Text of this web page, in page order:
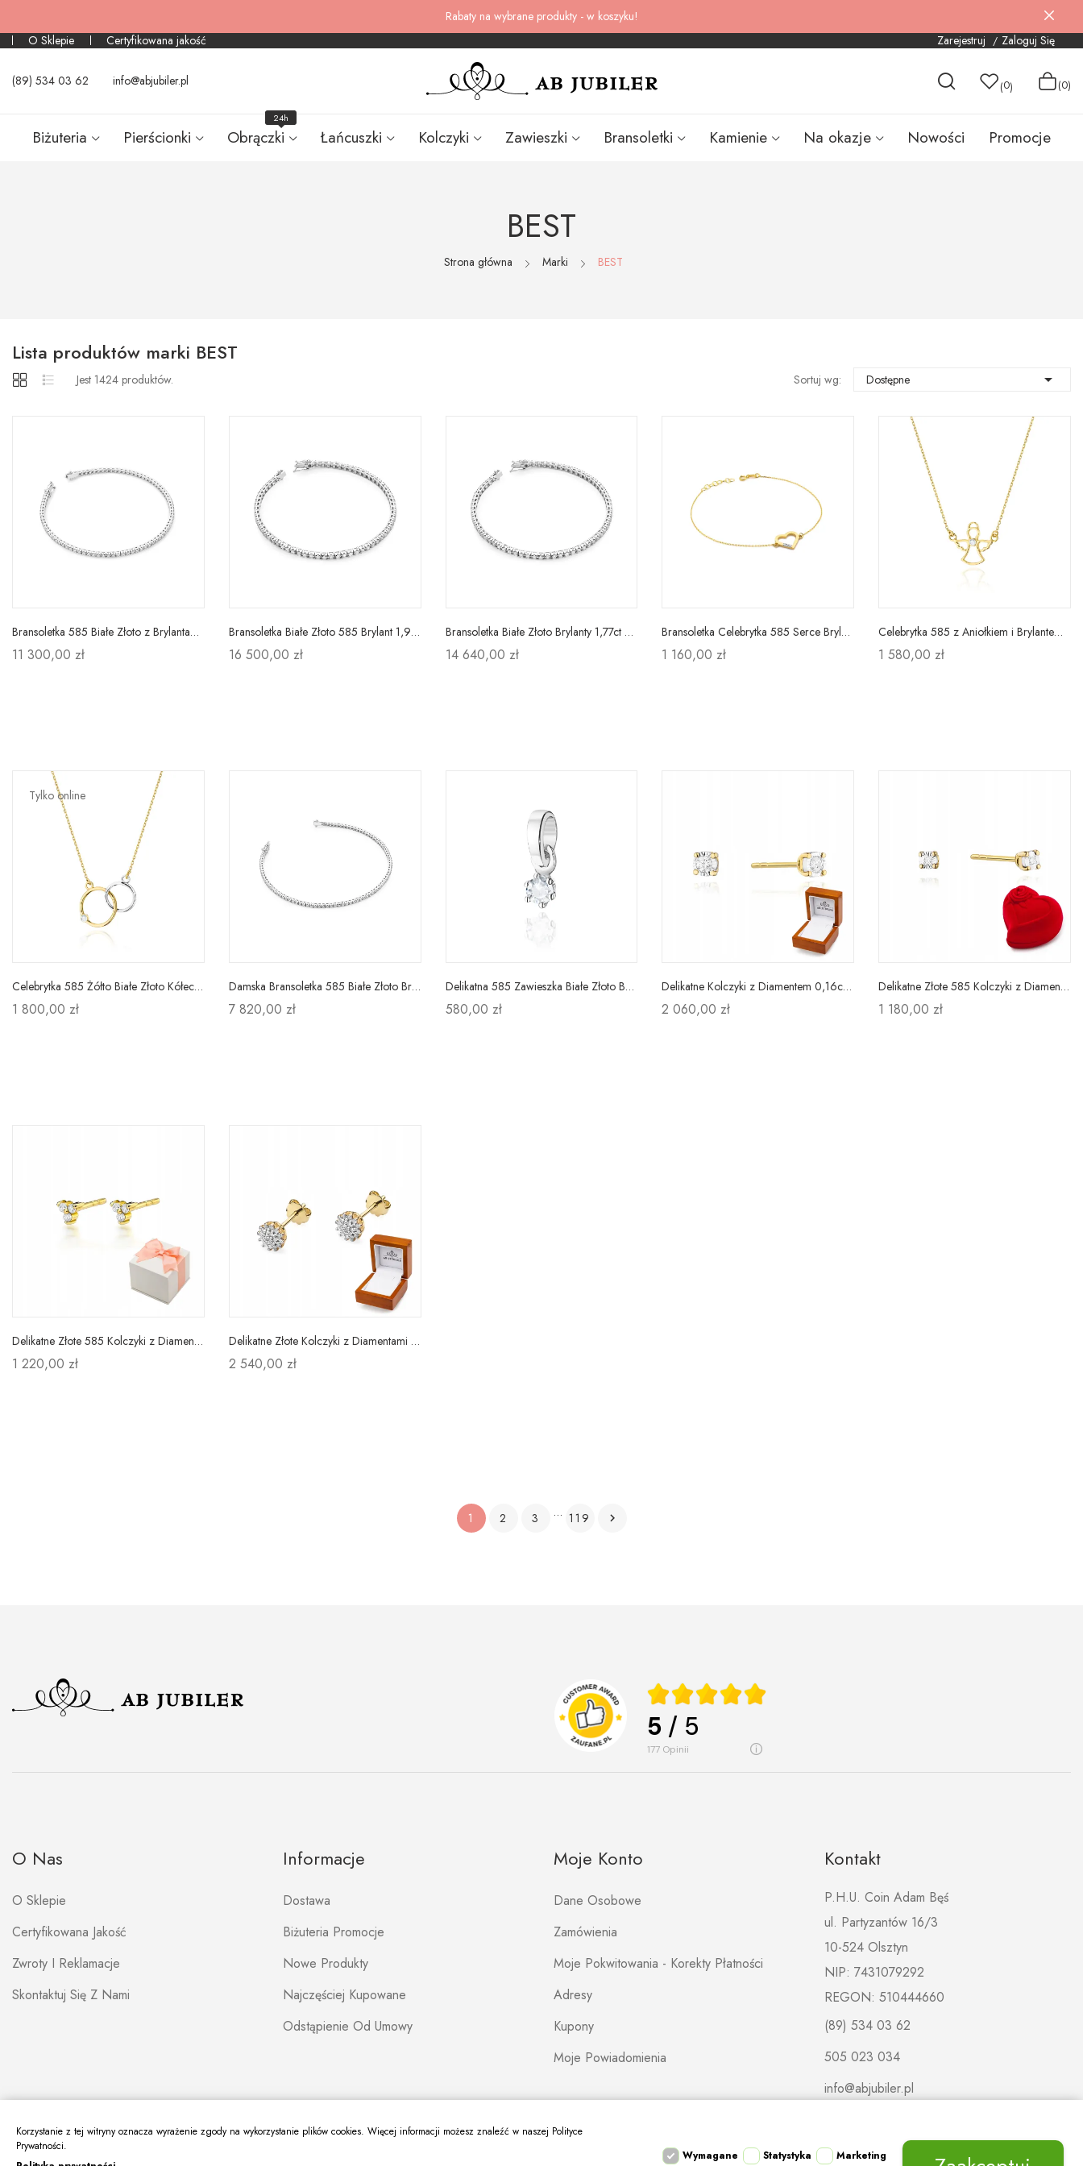
Rabaty na wybrane produkty - w koszyku!
O Sklepie
Certyfikowana jakość Zarejestruj Zaloguj Się
(89) 534 03 62 info@abjubiler.pl (0) (0)
Biżuteria Pierścionki Obrączki
24h
Łańcuszki Kolczyki Zawieszki Bransoletki Kamienie Na okazje Nowości Promocje
BEST
Strona główna Marki BEST
Lista produktów marki BEST
Jest 1424 produktów. Sortuj wg: Dostępne 
Bransoletka 585 Białe Złoto z Brylantami 1,20ct
11 300,00 zł
Bransoletka Białe Złoto 585 Brylant 1,98ct Prezent
16 500,00 zł
Bransoletka Białe Złoto Brylanty 1,77ct Próba 585
14 640,00 zł
Bransoletka Celebrytka 585 Serce Brylanty Prezent
1 160,00 zł
Celebrytka 585 z Aniołkiem i Brylantem Żółte Złoto
1 580,00 zł
Tylko online
Celebrytka 585 Żółto Białe Złoto Kółeczka Brylant
1 800,00 zł
Damska Bransoletka 585 Białe Złoto Brylanty 0,50ct
7 820,00 zł
Delikatna 585 Zawieszka Białe Złoto Brylant
580,00 zł
Delikatne Kolczyki z Diamentem 0,16ct Próba 585
2 060,00 zł
Delikatne Złote 585 Kolczyki z Diamentami
1 180,00 zł
Delikatne Złote 585 Kolczyki z Diamentami Prezent
1 220,00 zł
Delikatne Złote Kolczyki z Diamentami 585 Sztyft
2 540,00 zł
1 2 3 … 119 
5 / 5
177 opinii
O Nas
O Sklepie
Certyfikowana Jakość
Zwroty I Reklamacje
Skontaktuj Się Z Nami
Informacje
Dostawa
Biżuteria Promocje
Nowe Produkty
Najczęściej Kupowane
Odstąpienie Od Umowy
Moje Konto
Dane Osobowe
Zamówienia
Moje Pokwitowania - Korekty Płatności
Adresy
Kupony
Moje Powiadomienia
Kontakt
P.H.U. Coin Adam Bęś
ul. Partyzantów 16/3
10-524 Olsztyn
NIP: 7431079292
REGON: 510444660
(89) 534 03 62
505 023 034
info@abjubiler.pl
Korzystanie z tej witryny oznacza wyrażenie zgody na wykorzystanie plików cookies. Więcej informacji możesz znaleźć w naszej Polityce
Prywatności.
Wymagane Statystyka Marketing